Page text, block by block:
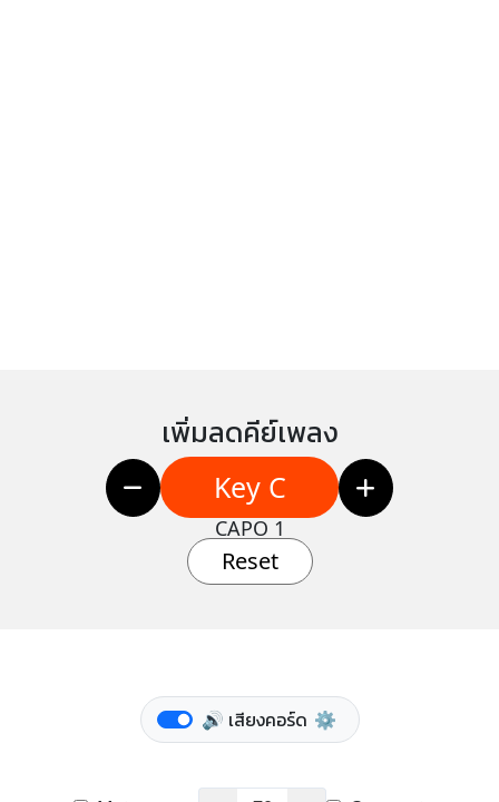
เพิ่มลดคีย์เพลง
Key C
CAPO 1
Reset
🔊 เสียงคอร์ด ⚙️